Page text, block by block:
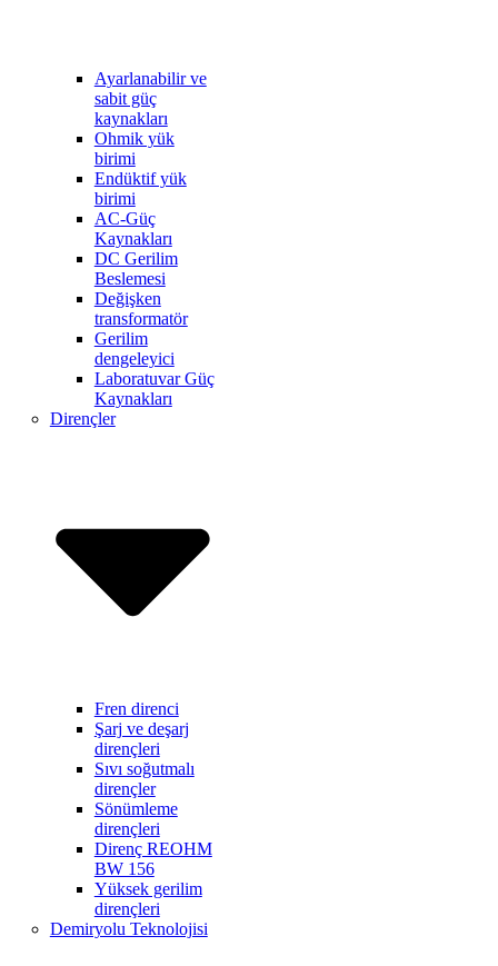
Ayarlanabilir ve
sabit güç
kaynakları
Ohmik yük
birimi
Endüktif yük
birimi
AC-Güç
Kaynakları
DC Gerilim
Beslemesi
Değişken
transformatör
Gerilim
dengeleyici
Laboratuvar Güç
Kaynakları
Dirençler
Fren direnci
Şarj ve deşarj
dirençleri
Sıvı soğutmalı
dirençler
Sönümleme
dirençleri
Direnç REOHM
BW 156
Yüksek gerilim
dirençleri
Demiryolu Teknolojisi